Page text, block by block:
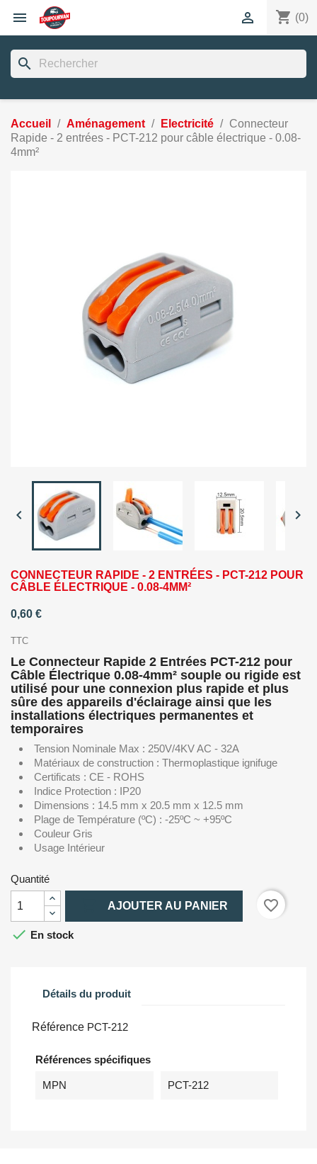
 shopping_cart (0)

search
Accueil Aménagement Electricité
Connecteur
Rapide - 2 entrées - PCT-212 pour câble électrique - 0.08-
4mm²
 
CONNECTEUR RAPIDE - 2 ENTRÉES - PCT-212 POUR
CÂBLE ÉLECTRIQUE - 0.08-4MM²
0,60 €
TTC
Le Connecteur Rapide 2 Entrées PCT-212 pour
Câble Électrique 0.08-4mm² souple ou rigide est
utilisé pour une connexion plus rapide et plus
sûre des appareils d'éclairage ainsi que les
installations électriques permanentes et
temporaires
Tension Nominale Max : 250V/4KV AC - 32A
Matériaux de construction : Thermoplastique ignifuge
Certificats : CE - ROHS
Indice Protection : IP20
Dimensions : 14.5 mm x 20.5 mm x 12.5 mm
Plage de Température (ºC) : -25ºC ~ +95ºC
Couleur Gris
Usage Intérieur
Quantité
AJOUTER AU PANIER
favorite_border
 En stock
Détails du produit
Référence PCT-212
Références spécifiques
MPN PCT-212